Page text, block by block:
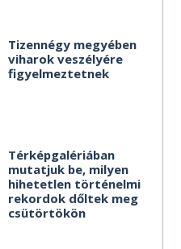
Tizennégy megyében
viharok veszélyére
figyelmeztetnek
Térképgalériában
mutatjuk be, milyen
hihetetlen történelmi
rekordok dőltek meg
csütörtökön